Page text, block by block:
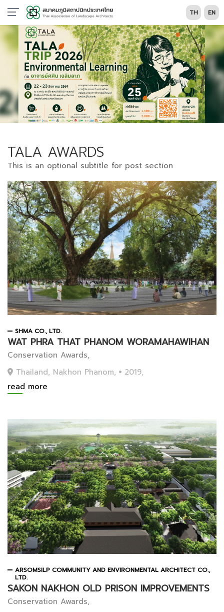
TH EN
TALA AWARDS
This is an optional subtitle for post section
SHMA CO., LTD.
WAT PHRA THAT PHANOM WORAMAHAWIHAN
Conservation Awards,
Thailand, Nakhon Phanom,
2019,
read more
ARSOMSILP COMMUNITY AND ENVIRONMENTAL ARCHITECT CO.,
LTD.
SAKON NAKHON OLD PRISON IMPROVEMENTS
Conservation Awards,